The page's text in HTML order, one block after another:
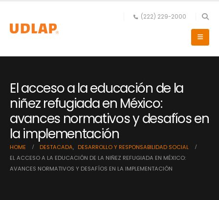
(222) 229-2000
El acceso a la educación de la
niñez refugiada en México:
avances normativos y desafíos en
la implementación
HOME DESTACADA, DESARROLLO Y RESPONSABILIDAD SOCIAL
EL ACCESO A LA EDUCACIÓN DE LA NIÑEZ REFUGIADA EN MÉXICO:
AVANCES NORMATIVOS Y DESAFÍOS EN LA IMPLEMENTACIÓN